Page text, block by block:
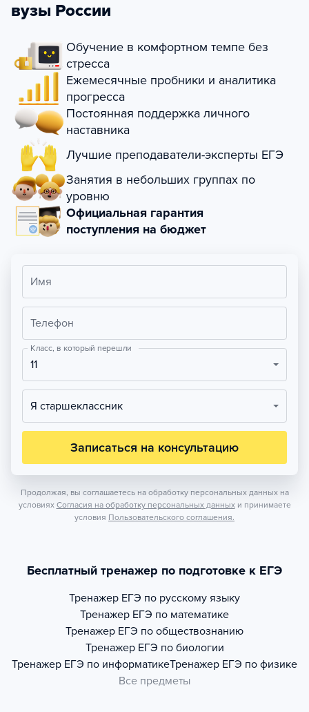
вузы России
Обучение в комфортном темпе без
стресса
Ежемесячные пробники и аналитика
прогресса
Постоянная поддержка личного
наставника
Лучшие преподаватели-эксперты ЕГЭ
Занятия в небольших группах по
уровню
Официальная гарантия
поступления на бюджет
Имя
Телефон
Класс, в который перешли
11
Я старшеклассник
Записаться на консультацию
Продолжая, вы соглашаетесь на обработку персональных данных на
условиях Согласия на обработку персональных данных и принимаете
условия Пользовательского соглашения.
Бесплатный тренажер по подготовке к ЕГЭ
Тренажер ЕГЭ по русскому языку
Тренажер ЕГЭ по математике
Тренажер ЕГЭ по обществознанию
Тренажер ЕГЭ по биологии
Тренажер ЕГЭ по информатикеТренажер ЕГЭ по физике
Все предметы